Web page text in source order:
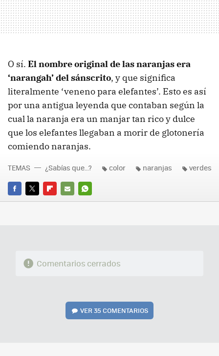
O sí. El nombre original de las naranjas era
‘narangah’ del sánscrito, y que significa
literalmente ‘veneno para elefantes’. Esto es así
por una antigua leyenda que contaban según la
cual la naranja era un manjar tan rico y dulce
que los elefantes llegaban a morir de glotonería
comiendo naranjas.
FACEBOOK
TWITTERFLIPBOARD
E-
WHATSAPP
TEMAS ¿Sabías que...? color naranjas verdes
Comentarios cerrados
VER35 COMENTARIOS